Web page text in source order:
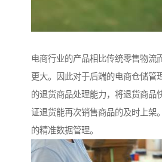
电商行业的产品相比传统零售物流
更大。因此对于后端的电商仓储管
的退货商品处理能力，将退货商品
证退货能再次销售商品的及时上架
的精准数据管理。